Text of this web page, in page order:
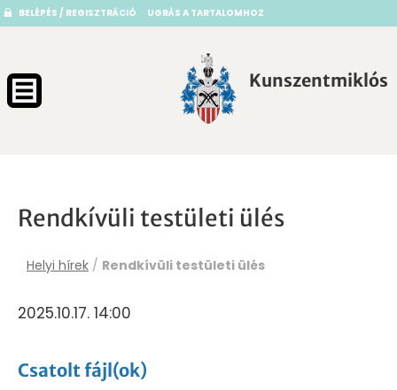
BELÉPÉS / REGISZTRÁCIÓ UGRÁS A TARTALOMHOZ
Kunszentmiklós
Rendkívüli testületi ülés
Helyi hírek / Rendkívüli testületi ülés
2025.10.17. 14:00
Csatolt fájl(ok)